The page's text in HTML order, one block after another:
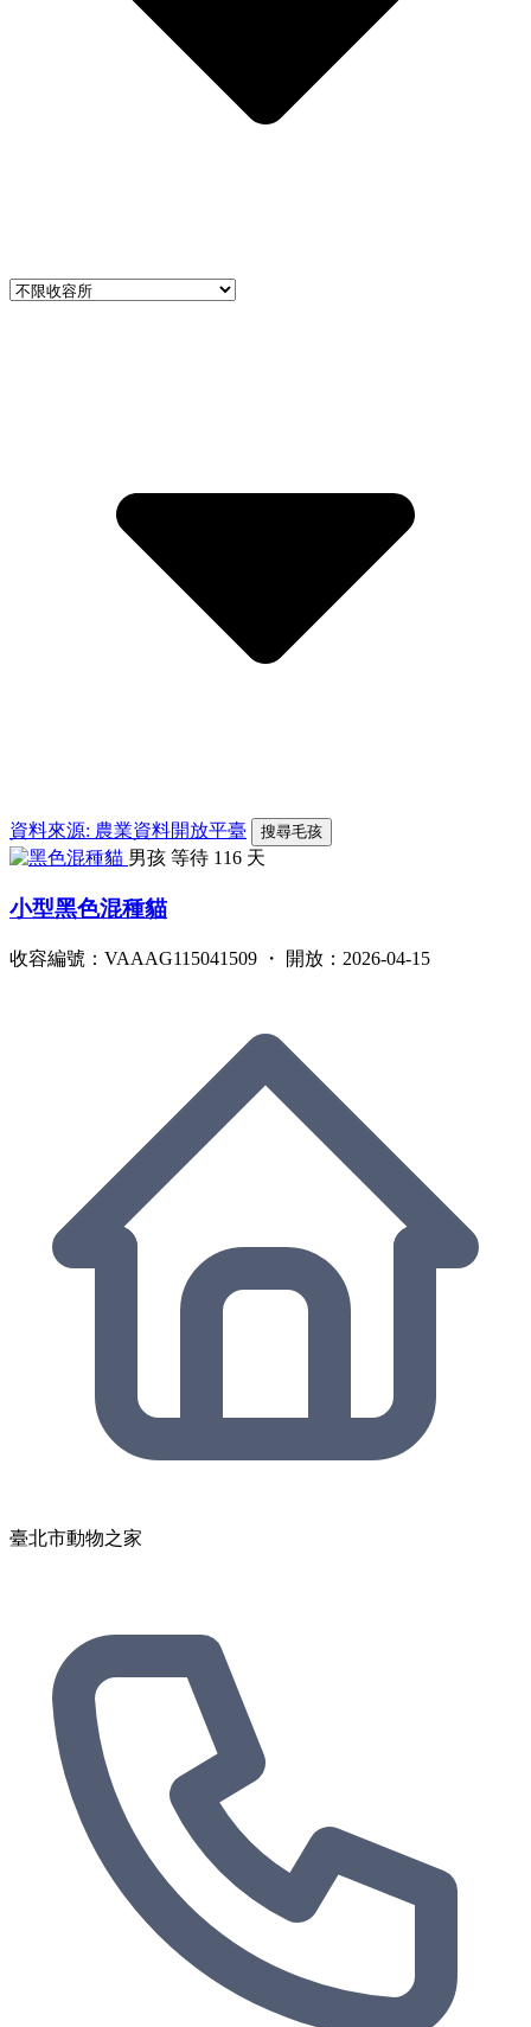
資料來源: 農業資料開放平臺 搜尋毛孩
男孩 等待 116 天
小型黑色混種貓
收容編號：VAAAG115041509 ・ 開放：2026-04-15
臺北市動物之家